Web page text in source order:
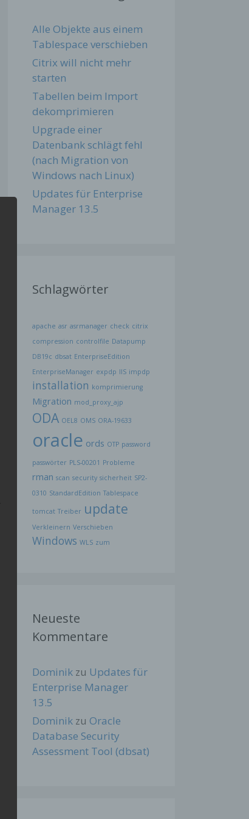
Alle Objekte aus einem
Tablespace verschieben
Citrix will nicht mehr
starten
Tabellen beim Import
dekomprimieren
Upgrade einer
Datenbank schlägt fehl
(nach Migration von
Windows nach Linux)
Updates für Enterprise
Manager 13.5
Schlagwörter
apache asr asrmanager check citrix
compression controlfile Datapump
DB19c dbsat EnterpriseEdition
EnterpriseManager expdp IIS impdp
installation komprimierung
Migration mod_proxy_ajp
ODA OEL8 OMS ORA-19633
oracle ords OTP password
passwörter PLS-00201 Probleme
rman scan security sicherheit SP2-
0310 StandardEdition Tablespace
tomcat Treiber update
Verkleinern Verschieben
Windows WLS zum
Neueste
Kommentare
Dominik zu Updates für
Enterprise Manager
13.5
Dominik zu Oracle
Database Security
Assessment Tool (dbsat)